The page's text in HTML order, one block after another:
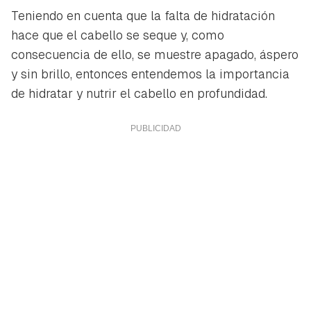
Teniendo en cuenta que la falta de hidratación
hace que el cabello se seque y, como
consecuencia de ello, se muestre apagado, áspero
y sin brillo, entonces entendemos la importancia
de hidratar y nutrir el cabello en profundidad.